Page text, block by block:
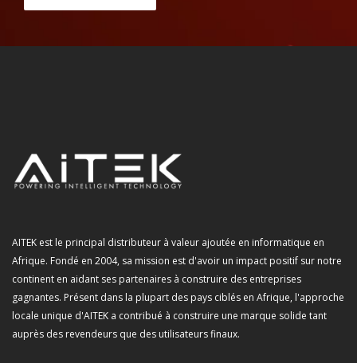
AITEK est le principal distributeur à valeur ajoutée en informatique en
Afrique. Fondé en 2004, sa mission est d'avoir un impact positif sur notre
continent en aidant ses partenaires à construire des entreprises
gagnantes. Présent dans la plupart des pays ciblés en Afrique, l'approche
locale unique d'AITEK a contribué à construire une marque solide tant
auprès des revendeurs que des utilisateurs finaux.